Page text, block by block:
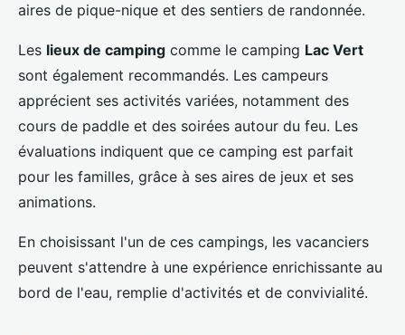
aires de pique-nique et des sentiers de randonnée.
Les lieux de camping comme le camping Lac Vert
sont également recommandés. Les campeurs
apprécient ses activités variées, notamment des
cours de paddle et des soirées autour du feu. Les
évaluations indiquent que ce camping est parfait
pour les familles, grâce à ses aires de jeux et ses
animations.
En choisissant l'un de ces campings, les vacanciers
peuvent s'attendre à une expérience enrichissante au
bord de l'eau, remplie d'activités et de convivialité.